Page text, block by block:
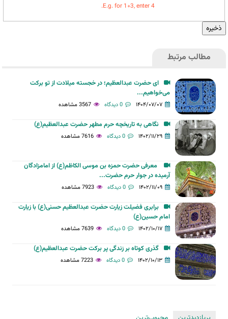
E.g. for 1+3, enter 4.
مطالب مرتبط
ای حضرت عبدالعظیم؛ در خجسته میلادت از تو برکت
می‌خواهیم...
۱۴۰۴/۰۷/۰۷ 0 دیدگاه 3567 مشاهده
نگاهی به تاریخچه حرم مطهر حضرت عبدالعظیم(ع)
۱۴۰۲/۱۱/۲۹ 0 دیدگاه 7616 مشاهده
معرفی حضرت حمزه بن موسی الکاظم(ع) از امامزادگان
آرمیده در جوار حرم حضرت...
۱۴۰۲/۱۱/۰۹ 0 دیدگاه 7923 مشاهده
برابری فضیلت زیارت حضرت عبدالعظیم حسنی(ع) با زیارت
امام حسین(ع)
۱۴۰۲/۱۰/۱۷ 0 دیدگاه 7639 مشاهده
گذری کوتاه بر زندگی پر برکت حضرت عبدالعظیم(ع)
۱۴۰۲/۱۰/۱۳ 0 دیدگاه 7223 مشاهده